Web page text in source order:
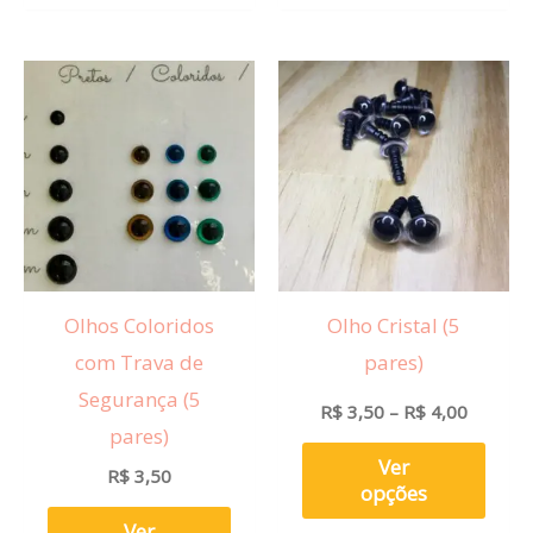
Olhos Coloridos
com Trava de
Segurança (5
pares)
R$ 3,50
Este
produto
várias
variantes.
As
opções
escolhidas
Olho Cristal (5
pares)
R$ 3,50 – R$ 4,00
Faixa
de
preço:
R$ 3,50
R$ 4,00
Ver
opções
Este
tem
na
do